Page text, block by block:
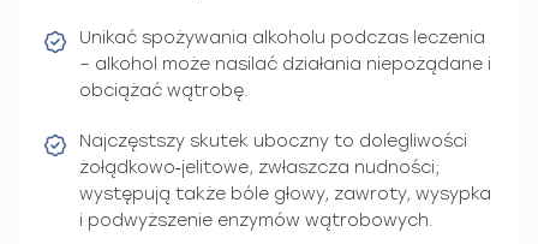
Unikać spożywania alkoholu podczas leczenia
– alkohol może nasilać działania niepożądane i
obciążać wątrobę.
Najczęstszy skutek uboczny to dolegliwości
żołądkowo‑jelitowe, zwłaszcza nudności;
występują także bóle głowy, zawroty, wysypka
i podwyższenie enzymów wątrobowych.